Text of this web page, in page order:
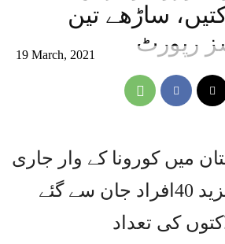
40 ہلاکتیں، ساڑھے تین
رپورٹ
19 March, 2021
میں کورونا کے وار جاری
،ایک روز میں مزید 40افراد جان سے گئے
کی تعداد